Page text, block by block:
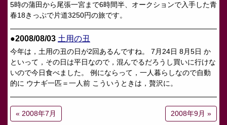
5時の蒲田から尾張一宮まで6時間半、オークションで入手した青
春18きっぷで片道3250円の旅です。
●2008/08/03 土用の丑
今年は，土用の丑の日が2回あるんですね。 7月24日 8月5日 か
といって，その日は平日なので，混んでるだろうし買いに行けな
いので今日食べました。 例にならって，一人暮らしなので自動
的に ウナギ一匹＝一人前 こういうときは，贅沢に。
« 2008年7月 2008年9月 »